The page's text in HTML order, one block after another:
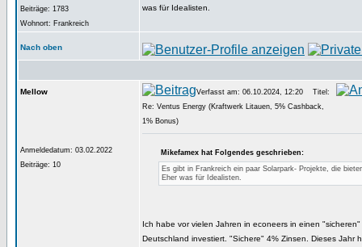
Beiträge: 1783
Wohnort: Frankreich
was für Idealisten.
Nach oben
Mellow
Anmeldedatum: 03.02.2022
Beiträge: 10
Verfasst am: 06.10.2024, 12:20
Titel:
Re: Ventus Energy (Kraftwerk Litauen, 5% Cashback,
1% Bonus)
Mikefamex hat Folgendes geschrieben:
Es gibt in Frankreich ein paar Solarpark- Projekte, die
Eher was für Idealisten.
Ich habe vor vielen Jahren in econeers in einen
Deutschland investiert. "Sichere" 4% Zinsen. Dieses Jahr